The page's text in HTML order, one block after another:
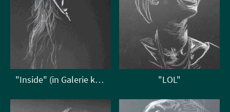
"Inside" (in Galerie kunstliebtmut) "LOL"